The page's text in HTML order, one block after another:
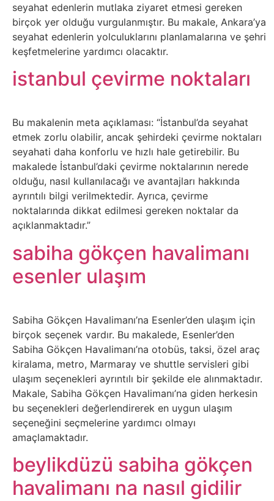
Bilim
Bitcoin
Bitkiler
Film
Diğer
Sosyal
Medyalar
Din
Dokümanlar
Download
E-
Devlet
Eğitim
Elektronik
Cihazlar
seyahat edenlerin mutlaka ziyaret etmesi gereken
birçok yer olduğu vurgulanmıştır. Bu makale, Ankara’ya
seyahat edenlerin yolculuklarını planlamalarına ve şehri
keşfetmelerine yardımcı olacaktır.
istanbul çevirme noktaları
Bu makalenin meta açıklaması: “İstanbul’da seyahat
etmek zorlu olabilir, ancak şehirdeki çevirme noktaları
seyahati daha konforlu ve hızlı hale getirebilir. Bu
makalede İstanbul’daki çevirme noktalarının nerede
olduğu, nasıl kullanılacağı ve avantajları hakkında
ayrıntılı bilgi verilmektedir. Ayrıca, çevirme
noktalarında dikkat edilmesi gereken noktalar da
açıklanmaktadır.”
sabiha gökçen havalimanı
esenler ulaşım
Sabiha Gökçen Havalimanı’na Esenler’den ulaşım için
birçok seçenek vardır. Bu makalede, Esenler’den
Sabiha Gökçen Havalimanı’na otobüs, taksi, özel araç
kiralama, metro, Marmaray ve shuttle servisleri gibi
ulaşım seçenekleri ayrıntılı bir şekilde ele alınmaktadır.
Makale, Sabiha Gökçen Havalimanı’na giden herkesin
bu seçenekleri değerlendirerek en uygun ulaşım
seçeneğini seçmelerine yardımcı olmayı
amaçlamaktadır.
beylikdüzü sabiha gökçen
havalimanı na nasıl gidilir